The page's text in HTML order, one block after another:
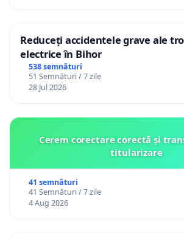
Reduceți accidentele grave ale
electrice în Bihor
538 semnături
51 Semnături / 7 zile
28 Jul 2026
Cerem corectare corectă și
titularizare
41 semnături
41 Semnături / 7 zile
4 Aug 2026